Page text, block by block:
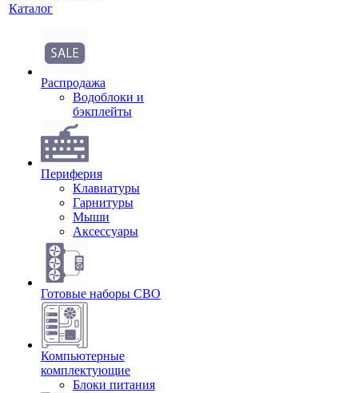
Каталог
Распродажа
Водоблоки и
бэкплейты
Периферия
Клавиатуры
Гарнитуры
Мыши
Аксессуары
Готовые наборы СВО
Компьютерные
комплектующие
Блоки питания